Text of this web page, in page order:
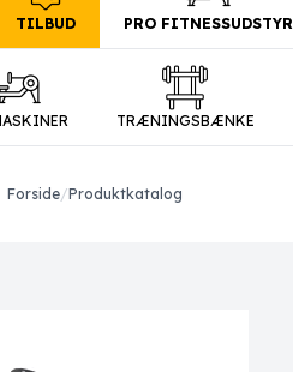
TILBUD PRO FITNESSUDSTYR
TRÆNINGSBÆNKE
Forside/Produktkatalog